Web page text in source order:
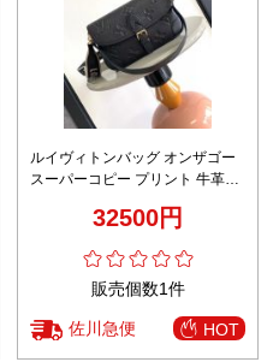
ルイヴィトンバッグ オンザゴー
スーパーコピー プリント 牛革
32500円
販売個数1件
佐川急便 HOT